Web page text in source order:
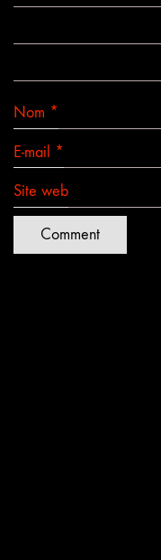
Nom *
E-mail *
Site web